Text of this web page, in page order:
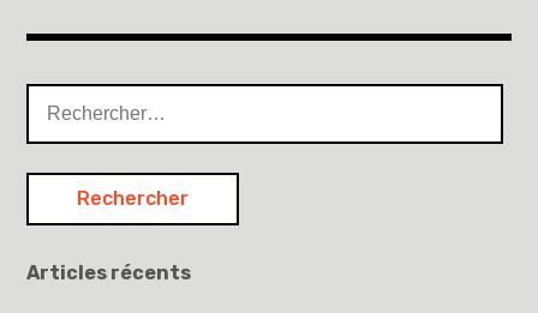
Articles récents